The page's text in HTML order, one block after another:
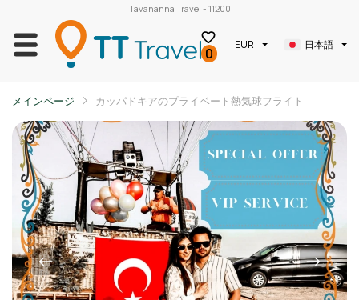
Tavananna Travel - 11200
0 EUR 日本語
メインページ カッパドキアのプライベート熱気球フライト